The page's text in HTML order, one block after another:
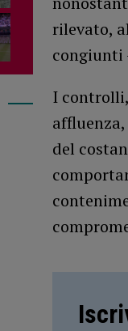
rilevato,
congiunti
I
del